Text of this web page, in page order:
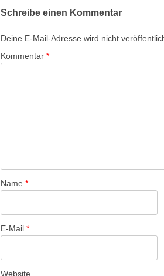
r
a
g
g
a
i
o
Schreibe einen Kommentar
Deine E-Mail-Adresse wird nicht
Kommentar*
Name*
E-Mail*
Website